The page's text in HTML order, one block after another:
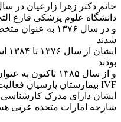
دانشگاه علوم پزشکی فارغ
و در سال ۱۳۷۶ به
شدند
بودند
و از سال ۱۳۸۵
IVF بیمارستان پارسیان فعالیت دارند.
ایشان دارای مدرک
شارجه امارات متحده عربی